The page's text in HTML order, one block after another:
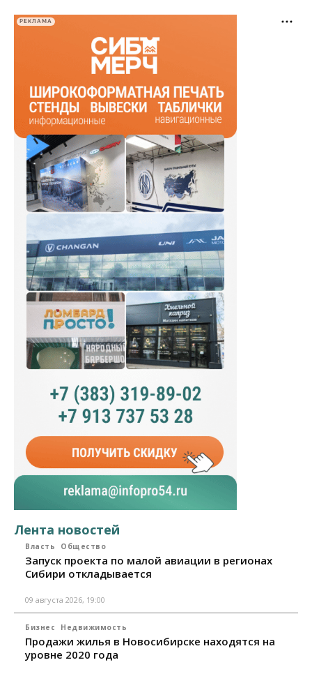
РЕКЛАМА
Лента новостей
Власть Общество
Запуск проекта по малой авиации в регионах
Сибири откладывается
09 августа 2026, 19:00
Бизнес Недвижимость
Продажи жилья в Новосибирске находятся на
уровне 2020 года